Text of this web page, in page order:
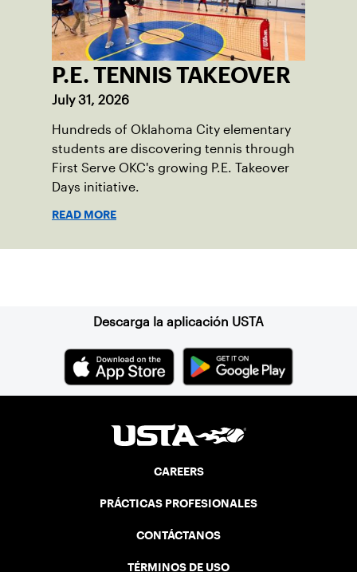
First Serve OKC's growing P.E. Takeover
Days initiative.
READ MORE
Descarga la aplicación USTA
CONTÁCTANOS
PORTAL DE CONEXIÓN DE LA USTA
LISTA DISCIPLINARIA DE JUEGO SEGURO
MAPA DEL SITIO
POLÍTICA PARA ÁRBITROS
POLÍTICA DE PRIVACIDAD